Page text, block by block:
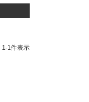
1-1件表示